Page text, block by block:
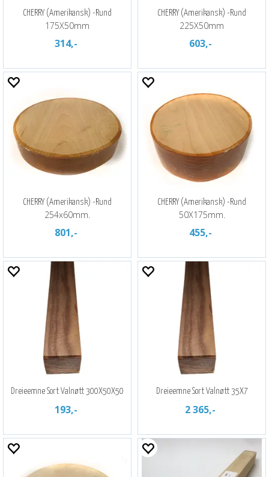
CHERRY (Amerikansk) -Rund
175X50mm
314,-
CHERRY (Amerikansk) -Rund
225X50mm
603,-
CHERRY (Amerikansk) -Rund
254x60mm.
801,-
CHERRY (Amerikansk) -Rund
50X175mm.
455,-
Dreieemne Sort Valnøtt 300X50X50
193,-
Dreieemne Sort Valnøtt 35X7
2 365,-